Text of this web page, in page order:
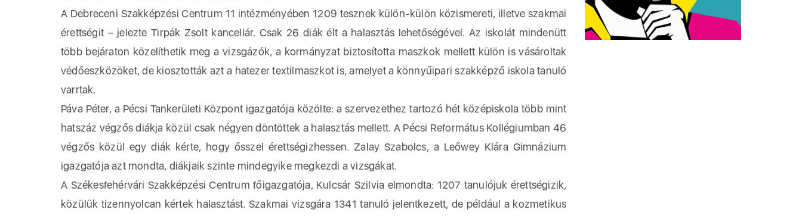
A Debreceni Szakképzési Centrum 11 intézményében 1209 tesznek külön-külön közismereti, illetve szakmai
érettségit – jelezte Tirpák Zsolt kancellár. Csak 26 diák élt a halasztás lehetőségével. Az iskolát mindenütt
több bejáraton közelíthetik meg a vizsgázók, a kormányzat biztosította maszkok mellett külön is vásároltak
védőeszközöket, de kiosztották azt a hatezer textilmaszkot is, amelyet a könnyűipari szakképző iskola tanuló
varrtak.
Páva Péter, a Pécsi Tankerületi Központ igazgatója közölte: a szervezethez tartozó hét középiskola több mint
hatszáz végzős diákja közül csak négyen döntöttek a halasztás mellett. A Pécsi Református Kollégiumban 46
végzős közül egy diák kérte, hogy ősszel érettségizhessen. Zalay Szabolcs, a Leőwey Klára Gimnázium
igazgatója azt mondta, diákjaik szinte mindegyike megkezdi a vizsgákat.
A Székesfehérvári Szakképzési Centrum főigazgatója, Kulcsár Szilvia elmondta: 1207 tanulójuk érettségizik,
közülük tizennyolcan kértek halasztást. Szakmai vizsgára 1341 tanuló jelentkezett, de például a kozmetikus